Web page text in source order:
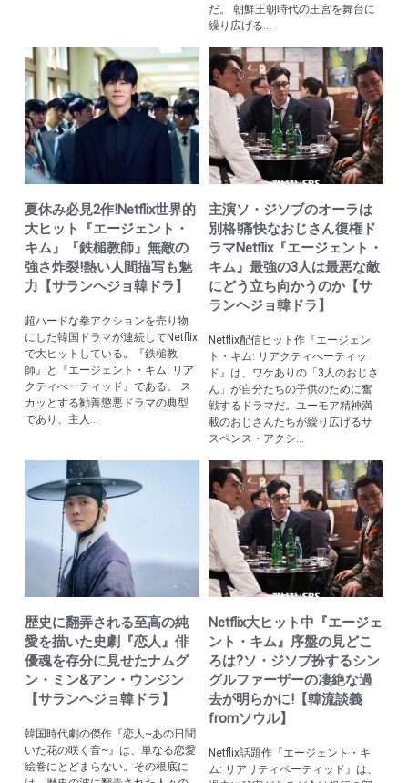
だ。 朝鮮王朝時代の王宮を舞台に
繰り広げる...
夏休み必見2作!Netflix世界的
大ヒット『エージェント・
キム』『鉄槌教師』無敵の
強さ炸裂!熱い人間描写も魅
力【サランヘジョ韓ドラ】
超ハードな拳アクションを売り物
にした韓国ドラマが連続してNetflix
で大ヒットしている。『鉄槌教
師』と『エージェント・キム: リア
クティべーティッド』である。 ス
カッとする勧善懲悪ドラマの典型
であり、主人...
主演ソ・ジソブのオーラは
別格!痛快なおじさん復権ド
ラマNetflix『エージェント・
キム』最強の3人は最悪な敵
にどう立ち向かうのか【サ
ランヘジョ韓ドラ】
Netflix配信ヒット作『エージェン
ト・キム: リアクティべーティッ
ド』は、ワケありの「3人のおじさ
ん」が自分たちの子供のために奮
戦するドラマだ。ユーモア精神満
載のおじさんたちが繰り広げるサ
スペンス・アクシ...
歴史に翻弄される至高の純
愛を描いた史劇『恋人』俳
優魂を存分に見せたナムグ
ン・ミン&アン・ウンジン
【サランヘジョ韓ドラ】
韓国時代劇の傑作『恋人~あの日聞
いた花の咲く音~』は、単なる恋愛
絵巻にとどまらない。その根底に
Netflix大ヒット中『エージェ
ント・キム』序盤の見どこ
ろは?ソ・ジソブ扮するシン
グルファーザーの凄絶な過
去が明らかに!【韓流談義
fromソウル】
Netflix話題作『エージェント・キ
ム: リアリティペーティッド』は、